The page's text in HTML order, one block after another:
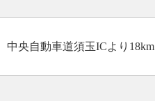
中央自動車道須玉ICより18km